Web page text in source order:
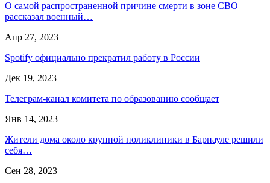
О самой распространенной причине смерти в зоне СВО
рассказал военный…
Апр 27, 2023
Spotify официально прекратил работу в России
Дек 19, 2023
Телеграм-канал комитета по образованию сообщает
Янв 14, 2023
Жители дома около крупной поликлиники в Барнауле решили
себя…
Сен 28, 2023